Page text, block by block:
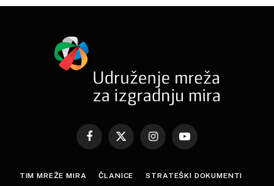
Facebook
X
InstagramYouTube
TIM MREŽE MIRA ČLANICE STRATEŠKI DOKUMENTI